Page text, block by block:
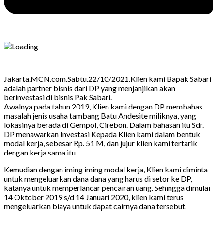
Jakarta.MCN.com.Sabtu.22/10/2021.Klien kami Bapak Sabari
adalah partner bisnis dari DP yang menjanjikan akan
berinvestasi di bisnis Pak Sabari.
Awalnya pada tahun 2019, Klien kami dengan DP membahas
masalah jenis usaha tambang Batu Andesite miliknya, yang
lokasinya berada di Gempol, Cirebon. Dalam bahasan itu Sdr.
DP menawarkan Investasi Kepada Klien kami dalam bentuk
modal kerja, sebesar Rp. 51 M, dan jujur klien kami tertarik
dengan kerja sama itu.
Kemudian dengan iming iming modal kerja, Klien kami diminta
untuk mengeluarkan dana dana yang harus di setor ke DP,
katanya untuk memperlancar pencairan uang. Sehingga dimulai
14 Oktober 2019 s/d 14 Januari 2020, klien kami terus
mengeluarkan biaya untuk dapat cairnya dana tersebut.